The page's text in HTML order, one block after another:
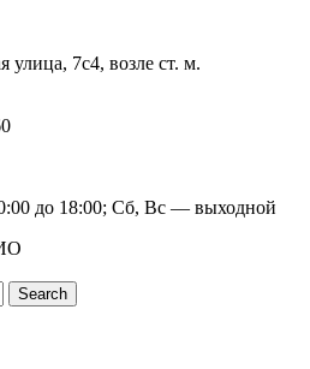
7с4, возле ст. м.
до 18:00; Сб, Вс — выходной
Search